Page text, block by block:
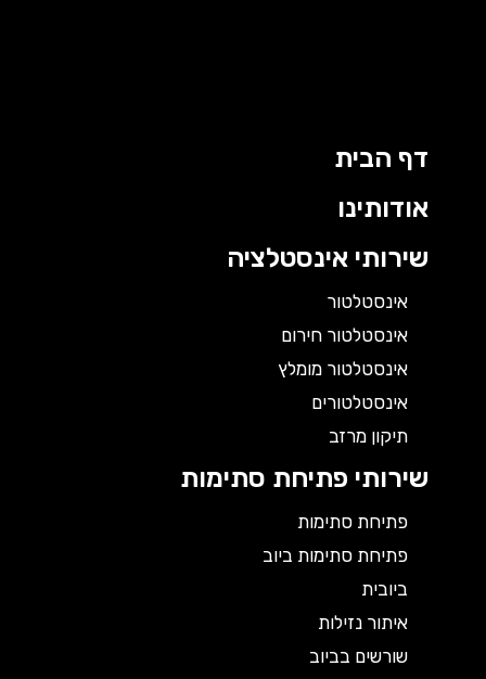
דף הבית
אודותינו
שירותי אינסטלציה
אינסטלטור
אינסטלטור חירום
אינסטלטור מומלץ
אינסטלטורים
תיקון מרזב
שירותי פתיחת סתימות
פתיחת סתימות
פתיחת סתימות ביוב
ביובית
איתור נזילות
שורשים בביוב